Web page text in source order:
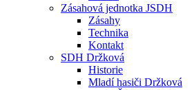
Zásahová jednotka JSDH
Zásahy
Technika
Kontakt
SDH Držková
Historie
Mladí hasiči Držková